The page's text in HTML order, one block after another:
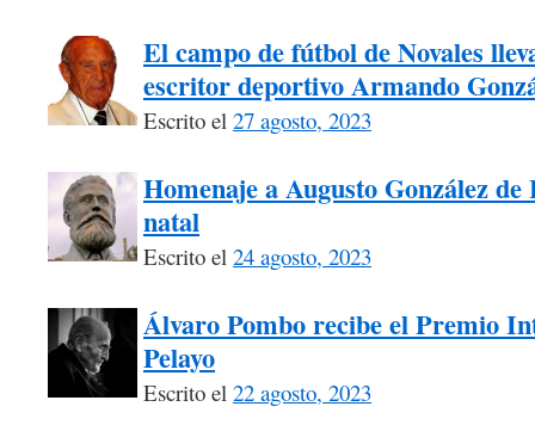
El campo de fútbol de Novales
escritor deportivo Armando
Escrito el 27 agosto, 2023
Homenaje a Augusto González
natal
Escrito el 24 agosto, 2023
Álvaro Pombo recibe el Premio
Pelayo
Escrito el 22 agosto, 2023